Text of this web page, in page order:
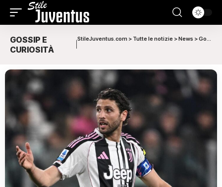
GOSSIP E
CURIOSITÀ
StileJuventus.com > Tutte le notizie >News >Gossip e curiosità